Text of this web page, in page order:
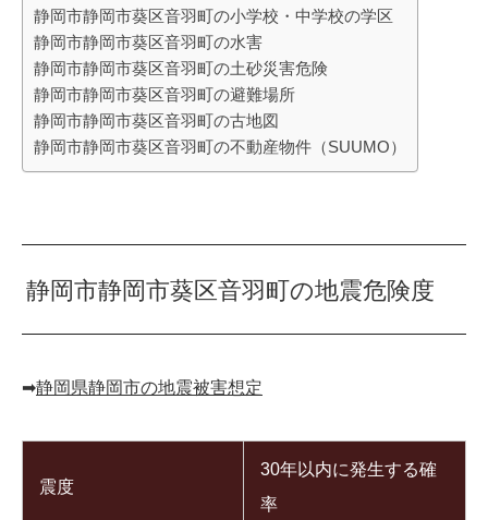
静岡市静岡市葵区音羽町の小学校・中学校の学区
静岡市静岡市葵区音羽町の水害
静岡市静岡市葵区音羽町の土砂災害危険
静岡市静岡市葵区音羽町の避難場所
静岡市静岡市葵区音羽町の古地図
静岡市静岡市葵区音羽町の不動産物件（SUUMO）
静岡市静岡市葵区音羽町の地震危険度
➡︎静岡県静岡市の地震被害想定
震度
30年以内に発生する確
率